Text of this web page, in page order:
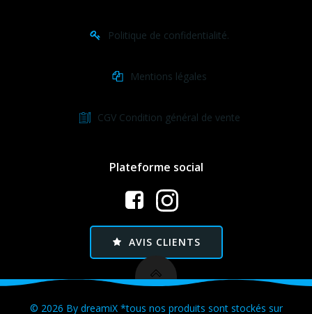
Politique de confidentialité.
Mentions légales
CGV Condition général de vente
Plateforme social
AVIS CLIENTS
© 2026 By dreamiX *tous nos produits sont stockés sur